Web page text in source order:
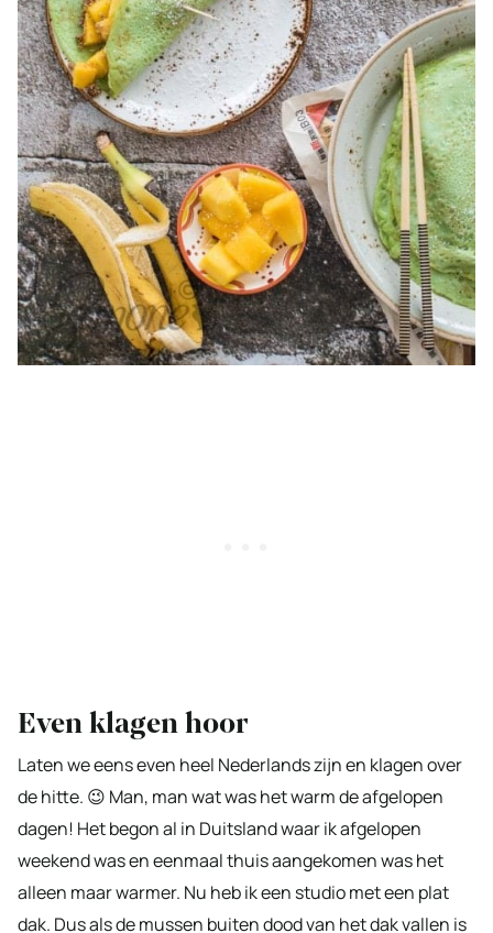
Even klagen hoor
Laten we eens even heel Nederlands zijn en klagen over
de hitte. 😉 Man, man wat was het warm de afgelopen
dagen! Het begon al in Duitsland waar ik afgelopen
weekend was en eenmaal thuis aangekomen was het
alleen maar warmer. Nu heb ik een studio met een plat
dak. Dus als de mussen buiten dood van het dak vallen is